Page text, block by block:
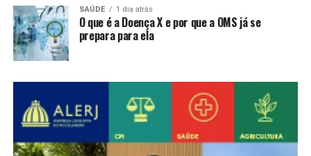
SAÚDE 1 dia atrás
O que é a Doença X e por que a OMS já se
prepara para ela